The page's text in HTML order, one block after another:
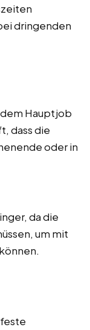
dringenden
Hauptjob
dass die
oder in
da die
um mit